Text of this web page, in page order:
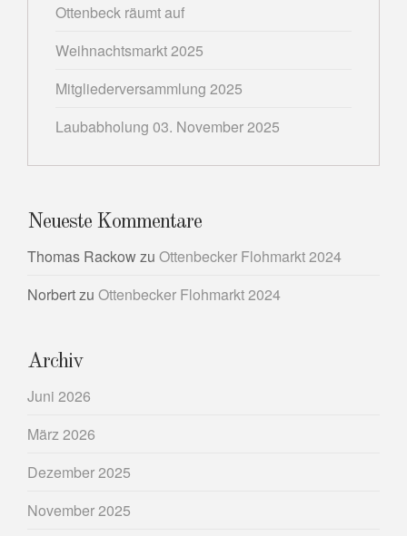
Ottenbeck räumt auf
Weihnachtsmarkt 2025
Mitgliederversammlung 2025
Laubabholung 03. November 2025
Neueste Kommentare
Thomas Rackowzu Ottenbecker Flohmarkt 2024
Norbertzu Ottenbecker Flohmarkt 2024
Archiv
Juni 2026
März 2026
Dezember 2025
November 2025